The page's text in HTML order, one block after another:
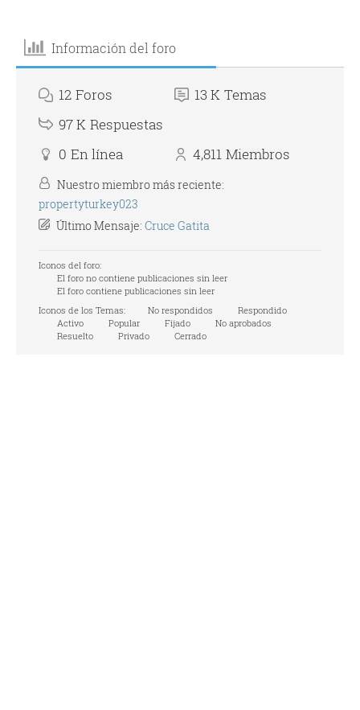
Información del foro
12 Foros 13 K Temas
97 K Respuestas
0 En línea 4,811 Miembros
Nuestro miembro más reciente:
propertyturkey023
Último Mensaje: Cruce Gatita
Iconos del foro:
El foro no contiene publicaciones sin leer
El foro contiene publicaciones sin leer
Iconos de los Temas:
No respondidos
Respondido
Activo
Popular Fijado
No aprobados
Resuelto
Privado Cerrado